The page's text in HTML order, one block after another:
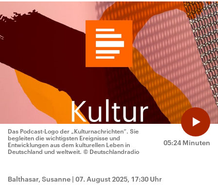
05:24 Minuten
Das Podcast-Logo der „Kulturnachrichten“. Sie
begleiten die wichtigsten Ereignisse und
Entwicklungen aus dem kulturellen Leben in
Deutschland und weltweit. © Deutschlandradio
Balthasar, Susanne | 07. August 2025, 17:30 Uhr